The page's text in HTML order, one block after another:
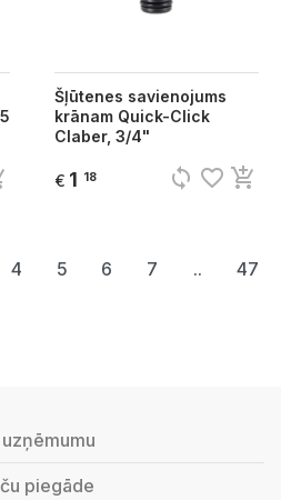
Šļūtenes savienojums
krānam Quick-Click
Claber, 3/4"
€ 1 18 sync favorite_border add_shopping_cart
4 5 6 7 .. 47
uzņēmumu
piegāde